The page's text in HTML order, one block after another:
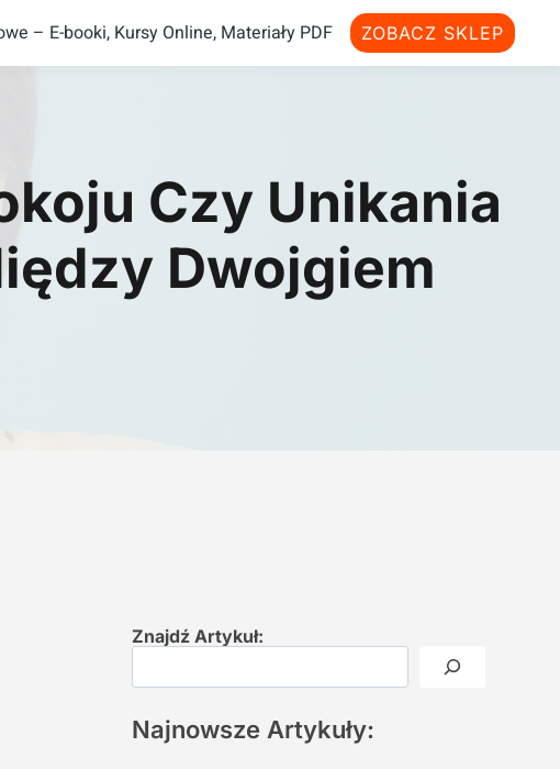
– E-booki, Kursy Online, Materiały PDF ZOBACZ SKLEP
Czy Unikania
Dwojgiem
Znajdź Artykuł:
Najnowsze Artykuły: